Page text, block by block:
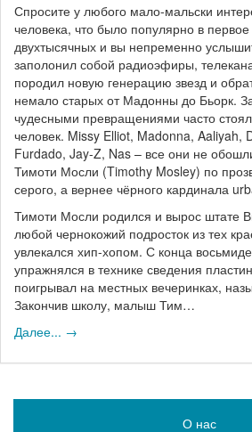
Спросите у любого мало-мальски
человека, что было популярно в
двухтысячных и вы непременно
заполонил собой радиоэфиры,
породил новую генерацию звезд и
немало старых от Мадонны до Бьорк.
чудесными превращениями часто
человек. Missy Elliot, Madonna, Aaliyah,
Furdado, Jay-Z, Nas – все они не
Тимоти Мосли (Timothy Mosley) по
серого, а вернее чёрного кардинала
Тимоти Мосли родился и вырос штате
любой чернокожий подросток из тех
увлекался хип-хопом. С конца
упражнялся в технике сведения
поигрывал на местных вечеринках,
Закончив школу, малыш Тим…
Далее... →
О нас